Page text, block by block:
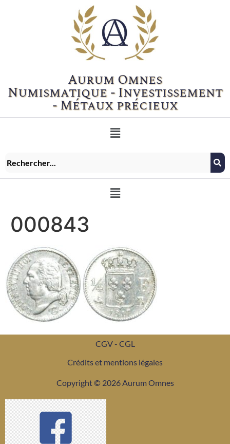
Aurum Omnes
Numismatique - Investissement
- Métaux précieux
000843
CGV - CGL
Crédits et mentions légales
Copyright © 2026 Aurum Omnes